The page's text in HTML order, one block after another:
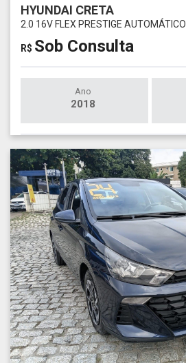
HYUNDAI CRETA
2.0 16V FLEX PRESTIGE AUTOMÁTICO
R$ Sob Consulta
Ano
2018